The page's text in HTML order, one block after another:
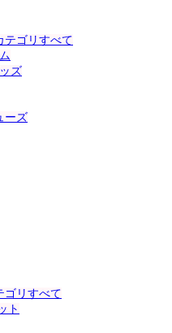
テゴリすべて
ズ
ーズ
ゴリすべて
ト